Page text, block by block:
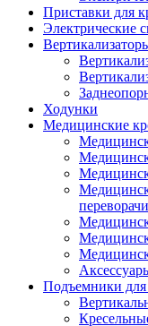
Приставки для
Электрические
Ходунки
Медицинские
Подъемники